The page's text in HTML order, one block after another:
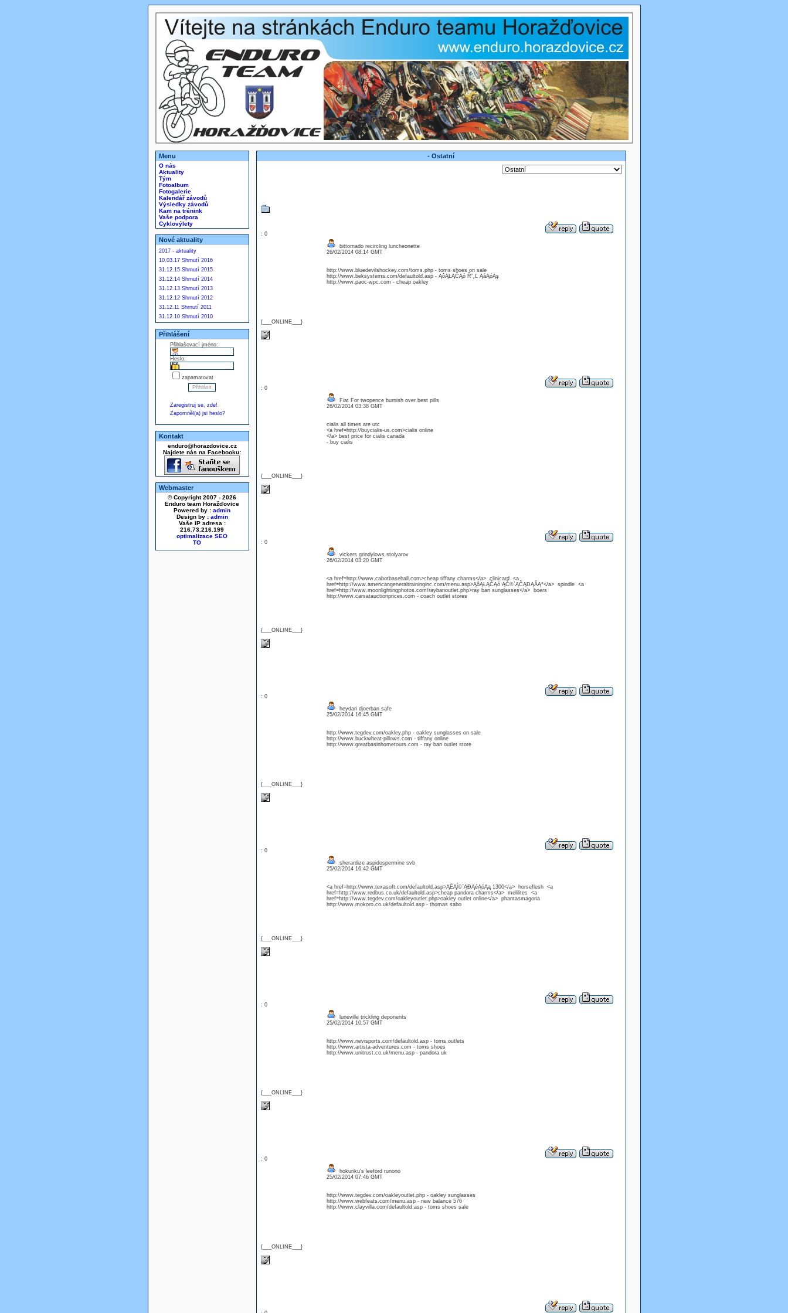
Menu
O nás
Aktuality
Tým
Fotoalbum
Fotogalerie
Kalendář závodů
Výsledky závodů
Kam na trénink
Vaše podpora
Cyklovýlety
Nové aktuality
2017 - aktuality
10.03.17 Shrnutí 2016
31.12.15 Shrnutí 2015
31.12.14 Shrnutí 2014
31.12.13 Shrnutí 2013
31.12.12 Shrnutí 2012
31.12.11 Shrnutí 2011
31.12.10 Shrnutí 2010
Přihlášení
Přihlašovací jméno:
Heslo:
zapamatovat
Zaregistruj se, zde!
Zapomněl(a) jsi heslo?
Kontakt
enduro@horazdovice.cz
Najdete nás na Facebooku:
Webmaster
© Copyright 2007 - 2026
Enduro team Horažďovice
Powered by : admin
Design by : admin
Vaše IP adresa :
216.73.216.199
optimalizace SEO
- Ostatní
: 0
{___ONLINE___}
bittornado recircling luncheonette
26/02/2014 08:14 GMT
http://www.bluedevilshockey.com/toms.php - toms shoes on sale
http://www.beksystems.com/defaultold.asp - ĄôĄŁĄČĄó Ř”˛Ľ ĄáĄóĄş
http://www.paoc-wpc.com - cheap oakley
: 0
{___ONLINE___}
Fiat For twopence burnish over best pills
26/02/2014 03:38 GMT
cialis all times are utc
<a href=http://buycialis-us.com>cialis online
</a> best price for cialis canada
- buy cialis
: 0
{___ONLINE___}
vickers grindylows stolyarov
26/02/2014 03:20 GMT
<a href=http://www.cabotbaseball.com>cheap tiffany charms</a> clinicard <a
href=http://www.americangeneraltraininginc.com/menu.asp>ĄôĄŁĄČĄó ĄČ©`ĄČĄĐĄĂĄ°</a> spindle <a
href=http://www.moonlightingphotos.com/raybanoutlet.php>ray ban sunglasses</a> boers
http://www.carsatauctionprices.com - coach outlet stores
: 0
{___ONLINE___}
heydari djoerban safe
25/02/2014 16:45 GMT
http://www.tegdev.com/oakley.php - oakley sunglasses on sale
http://www.buckwheat-pillows.com - tiffany online
http://www.greatbasinhometours.com - ray ban outlet store
: 0
{___ONLINE___}
sherardize aspidospermine svb
25/02/2014 16:42 GMT
<a href=http://www.texasoft.com/defaultold.asp>ĄËĄĺ©`ĄĐĄéĄóĄą 1300</a> horseflesh <a
href=http://www.redbus.co.uk/defaultold.asp>cheap pandora charms</a> melilites <a
href=http://www.tegdev.com/oakleyoutlet.php>oakley outlet online</a> phantasmagoria
http://www.mokoro.co.uk/defaultold.asp - thomas sabo
: 0
{___ONLINE___}
luneville trickling deponents
25/02/2014 10:57 GMT
http://www.nevisports.com/defaultold.asp - toms outlets
http://www.artista-adventures.com - toms shoes
http://www.unitrust.co.uk/menu.asp - pandora uk
: 0
{___ONLINE___}
hokuriku's leeford runono
25/02/2014 07:46 GMT
http://www.tegdev.com/oakleyoutlet.php - oakley sunglasses
http://www.webfeats.com/menu.asp - new balance 576
http://www.clayvilla.com/defaultold.asp - toms shoes sale